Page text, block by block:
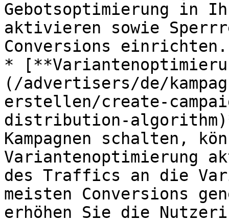
Gebotsoptimierung in
aktivieren sowie
Conversions einrichten.
*
(/advertisers/de/
erstellen/create-
distribution-
Kampagnen schalten,
Variantenoptimierung
des Traffics an die
meisten Conversions
erhöhen Sie die